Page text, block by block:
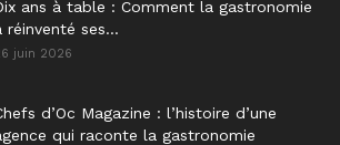
ans à table : Comment la gastronomie
réinventé ses...
juin 2026
d’Oc Magazine : l’histoire d’une
qui raconte la gastronomie